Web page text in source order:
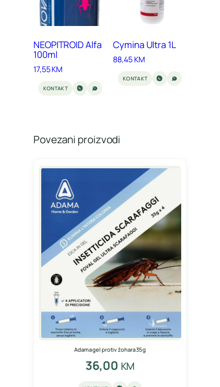
NEOPITROID Alfa
100ml
17,55KM
KONTAKT
Cymina Ultra 1L
88,45KM
KONTAKT
Povezani proizvodi
Adama gel protiv žohara 35g
36,00 KM